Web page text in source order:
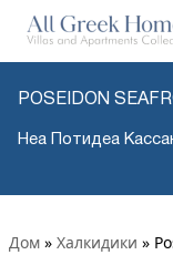
POSEIDON
Неа Потидеа
Дом » Халкидики »